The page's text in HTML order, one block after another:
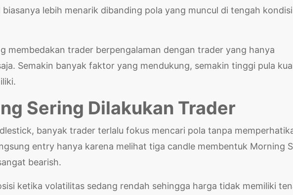
lebih menarik dibanding pola yang muncul di tengah kondisi
membedakan trader berpengalaman dengan trader yang hanya
Semakin banyak faktor yang mendukung, semakin tinggi pula
Sering Dilakukan Trader
banyak trader terlalu fokus mencari pola tanpa
entry hanya karena melihat tiga candle membentuk Morning
bearish.
ketika volatilitas sedang rendah sehingga harga tidak memiliki